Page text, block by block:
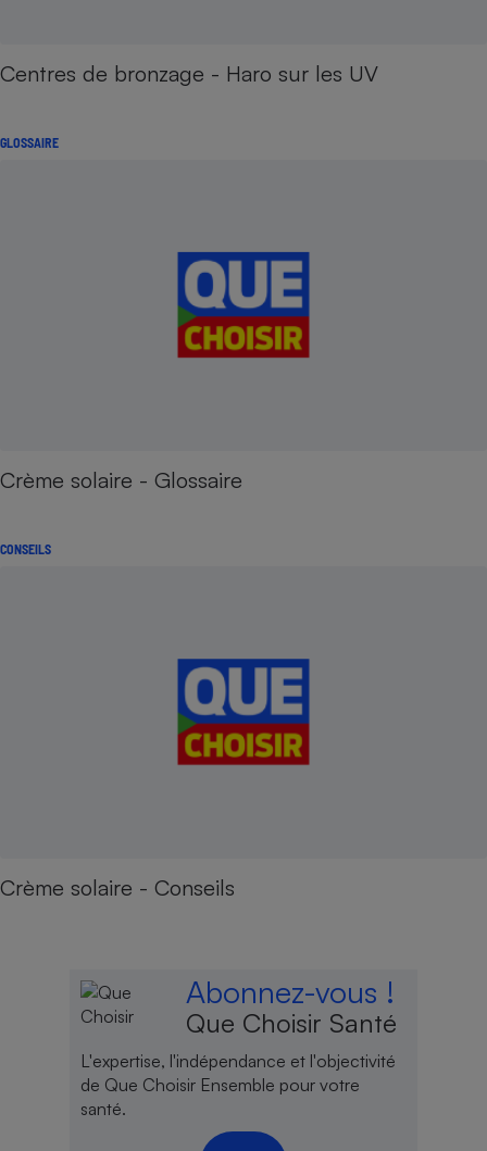
Centres de bronzage - Haro sur les UV
GLOSSAIRE
Crème solaire - Glossaire
CONSEILS
Crème solaire - Conseils
Abonnez-vous !
Que Choisir Santé
L'expertise, l'indépendance et l'objectivité
de Que Choisir Ensemble pour votre
santé.